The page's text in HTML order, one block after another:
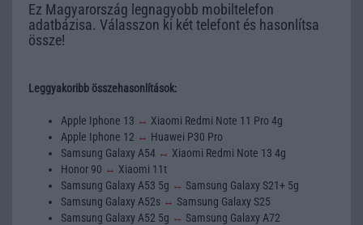
Ez Magyarország legnagyobb mobiltelefon
adatbázisa. Válasszon ki két telefont és hasonlítsa
össze!
Leggyakoribb összehasonlítások:
Apple Iphone 13 ↔ Xiaomi Redmi Note 11 Pro 4g
Apple Iphone 12 ↔ Huawei P30 Pro
Samsung Galaxy A54 ↔ Xiaomi Redmi Note 13 4g
Honor 90 ↔ Xiaomi 11t
Samsung Galaxy A53 5g ↔ Samsung Galaxy S21+ 5g
Samsung Galaxy A52s ↔ Samsung Galaxy S25
Samsung Galaxy A52 5g ↔ Samsung Galaxy A72